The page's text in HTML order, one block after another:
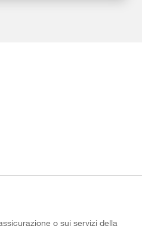
o sui servizi della